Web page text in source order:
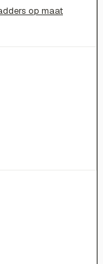
op maat